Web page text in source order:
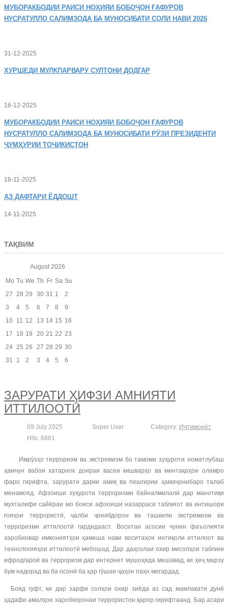
МУБОРАКБОДИИ РАИСИ НОҲИЯИ БОБОҶОН ҒАФУРОВ
НУСРАТУЛЛО САЛИМЗОДА БА МУНОСИБАТИ СОЛИ НАВИ 2026
31-12-2025
ХУРШЕДИ МУЛКПАРВАРУ СУЛТОНИ ДОДГАР
16-12-2025
МУБОРАКБОДИИ РАИСИ НОҲИЯИ БОБОҶОН ҒАФУРОВ
НУСРАТУЛЛО САЛИМЗОДА БА МУНОСИБАТИ РӮЗИ ПРЕЗИДЕНТИ
ҶУМҲУРИИ ТОҶИКИСТОН
16-11-2025
АЗ ДАФТАРИ ЁДДОШТ
14-11-2025
ТАҚВИМ
August 2026
Mo Tu We Th Fr Sa Su
27 28 29 30 31 1
2
3
4 5 6 7 8
9
10 11 12 13 14 15 16
17
18 19 20 21 22 23
24 25 26 27 28 29 30
31
1 2 3 4 5 6
ЗАРУРАТИ ҲИФЗИ АМНИЯТИ
ИТТИЛООТӢ
09 July 2025 Super User Category: Иҷтимоиёт
Hits: 6861
Имрӯзҳо терроризм ва экстремизм бо тамоми зуҳуроти номатлубаш
ҳамчун вабои хатарнок доираи васеи кишварҳо ва минтақаҳои оламро
фаро гирифта, зарурати дарки амиқ ва пешгирии ҳамаҷонибаро талаб
менамояд. Афзоиши зуҳуроти терроризми байналмилалӣ дар манотиқи
мухталифи сайёраи мо боиси афзоиши назарраси таблиғот ва интишори
ғояҳои террористӣ, ҷалби ҷонибдорон ва ташкили экстремизм ва
терроризми иттилоотӣ гардидааст. Воситаи асосии чунин фаъолияти
харобиовар имкониятҳои ҳамеша нави воситаҳои интиқоли иттилоот ва
технологияҳои иттилоотӣ мебошад. Дар даҳсолаи охир мисолҳои таблиғи
ифродгароӣ ва терроризм дар интернет мушоҳида мешавад, ки ҳеҷ марзу
бум надорад ва ба осонӣ ба ҳар гӯшаи ҷаҳон паҳн мегардад.
Бояд гуфт, ки дар зарфи солҳои охир зиёда аз сад мамлакати дунё
ҳадафи амалҳои харобкоронаи террористон қарор гирифтаанд. Бар асари